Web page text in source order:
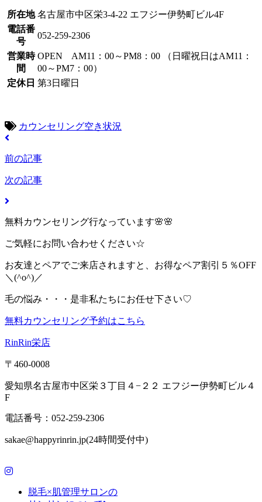
所在地 名古屋市中区栄3-4-22 エフジー伊勢町ビル4F
電話番
号
052-259-2306
営業時
間
OPEN AM11：00～PM8：00 （日曜祝日はAM11：
00～PM7：00）
定休日 第3日曜日
カウンセリング空き状況
前の記事
次の記事
無料カウンセリング行なっています🌸🌸
ご気軽にお問い合わせください☆
お友達とペアでご来店されますと、お得なペア割引５％OFF
＼(^o^)／
毛の悩み・・・是非私たちにお任せ下さい♡
無料カウンセリング予約はこちら
RinRin栄店
〒460-0008
愛知県名古屋市中区栄３丁目４−２２ エフジー伊勢町ビル４
F
電話番号：052-259-2306
sakae@happyrinrin.jp(24時間受付中)
脱毛×肌管理サロンの